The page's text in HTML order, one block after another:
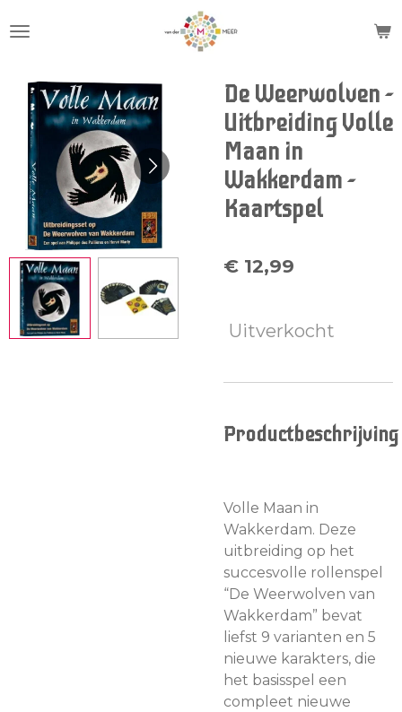
direct
hoofdinhoud
De Weerwolven -
Uitbreiding Volle
Maan in
Wakkerdam -
Kaartspel
€ 12,99
Uitverkocht
Productbeschrijving
Volle Maan in
Wakkerdam. Deze
uitbreiding op het
succesvolle rollenspel
“De Weerwolven van
Wakkerdam” bevat
liefst 9 varianten en 5
nieuwe karakters, die
het basisspel een
compleet nieuwe